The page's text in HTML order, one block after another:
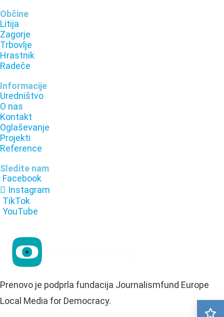
Občine
Litija
Zagorje
Trbovlje
Hrastnik
Radeče
Informacije
Uredništvo
O nas
Kontakt
Oglaševanje
Projekti
Reference
Sledite nam
Facebook
Instagram
TikTok
YouTube
Prenovo je podprla fundacija Journalismfund Europe
Local Media for Democracy.